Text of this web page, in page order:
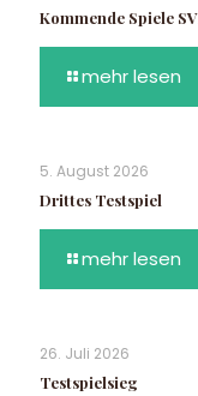
Kommende Spiele
mehr lesen
5. August 2026
Drittes Testspiel
mehr lesen
26. Juli 2026
Testspielsieg